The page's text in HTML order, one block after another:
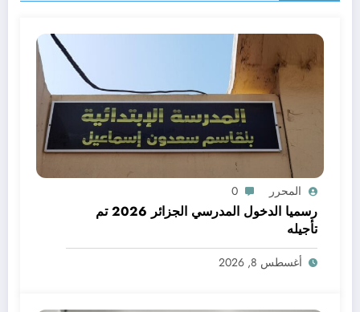
المحرر 0
رسميا الدخول المدرسي الجزائر 2026 تم
تأجيله
أغسطس 8, 2026